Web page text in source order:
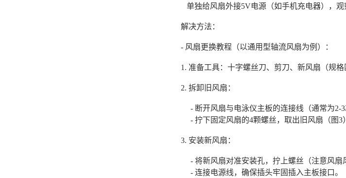
单独给风扇外接5V电源（如手机充电器），
解决方法：
- 风扇更换教程（以通用型轴流风扇为例）：
1. 准备工具：十字螺丝刀、剪刀、新风扇（规
2. 拆卸旧风扇：
- 断开风扇与电泳仪主板的连接线（通常为2-
- 拧下固定风扇的4颗螺丝，取出旧风扇（图3
3. 安装新风扇：
- 将新风扇对准安装孔，拧上螺丝（注意风扇
- 连接电源线，确保插头牢固插入主板接口。